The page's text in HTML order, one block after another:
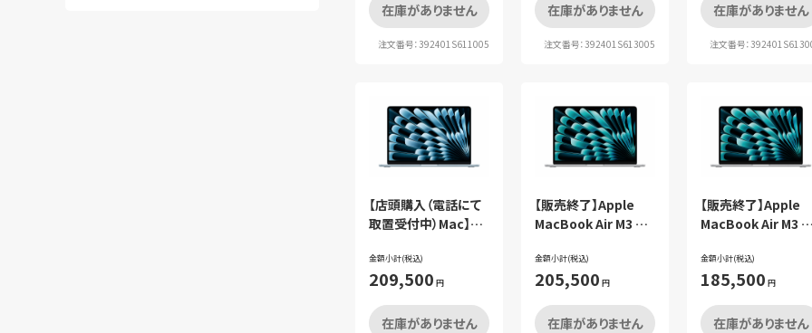
在庫がありません
注文番号：392401S611005
在庫がありません
注文番号：392401S613005
在庫がありません
注文番号：
【店頭購入（電話にて
取置受付中）Mac】
(M4) MC6U4J/Aスカ
イブルー セット
金額小計(税込)
209,500 円
在庫がありません
【販売終了】Apple
MacBook Air M3 シ
(i5/8GB/256GB)プレ
ミアムセット
金額小計(税込)
205,500 円
在庫がありません
【販売終了】Apple
MacBook Air M3 シ
(i5/8GB/256GB)セッ
ト
金額小計(税込)
185,500 円
在庫がありません